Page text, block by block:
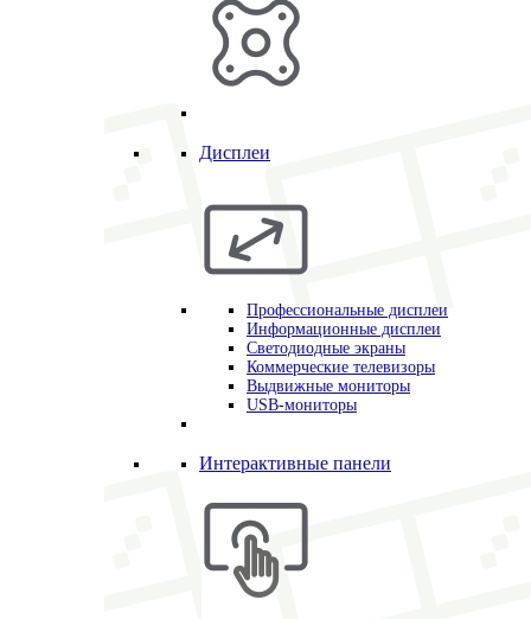
Дисплеи
Профессиональные дисплеи
Информационные дисплеи
Светодиодные экраны
Коммерческие телевизоры
Выдвижные мониторы
USB-мониторы
Интерактивные панели